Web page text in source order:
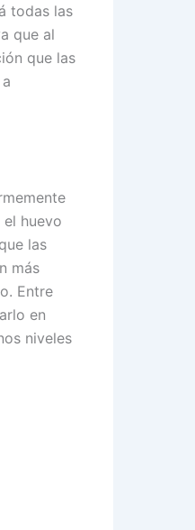
todas las
que al
que las
huevo
las
más
Entre
en
niveles